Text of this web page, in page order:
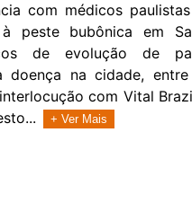
com médicos
peste bubônica em
de evolução de
doença na cidade,
com Vital
+ Ver Mais